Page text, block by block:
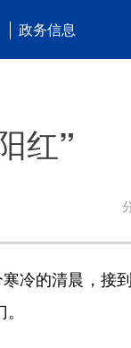
政务信息
红”
冷的清晨，接到